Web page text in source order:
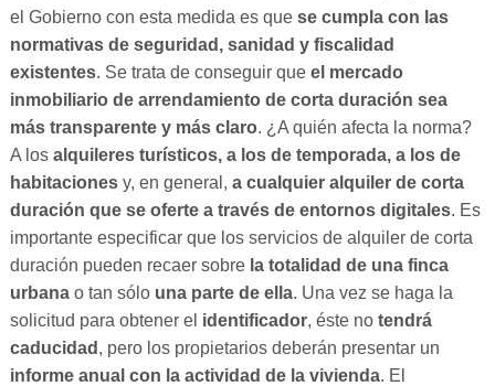
el Gobierno con esta medida es que se cumpla con las
normativas de seguridad, sanidad y fiscalidad
existentes. Se trata de conseguir que el mercado
inmobiliario de arrendamiento de corta duración sea
más transparente y más claro. ¿A quién afecta la norma?
A los alquileres turísticos, a los de temporada, a los de
habitacionesy, en general, a cualquier alquiler de corta
duración que se oferte a través de entornos digitales. Es
importante especificar que los servicios de alquiler de corta
duración pueden recaer sobre la totalidad de una finca
urbanao tan sólo una parte de ella. Una vez se haga la
solicitud para obtener el identificador, éste no tendrá
caducidad , pero los propietarios deberán presentar un
informe anual con la actividad de la vivienda. El